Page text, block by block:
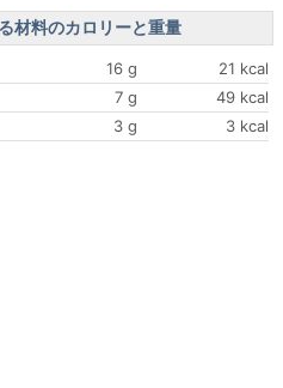
材料のカロリーと重量
16 g
21 kcal
7 g
49 kcal
3 g 3 kcal